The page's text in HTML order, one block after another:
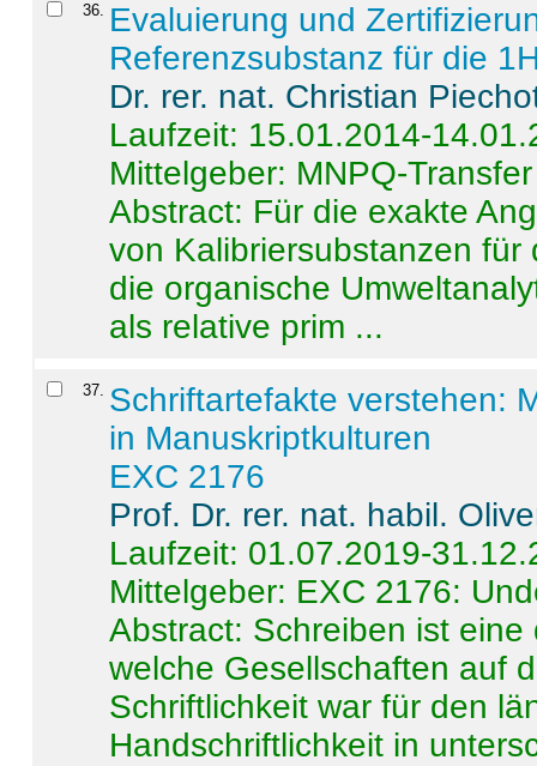
36. Evaluierung und
Referenzsubstanz für die
Dr. rer. nat. Christian
Laufzeit: 15.01.2014-
Mittelgeber: MNPQ-Transfer
Abstract: Für die exakte
von Kalibriersubstanzen
die organische
als relative prim ...
37. Schriftartefakte verstehen:
in Manuskriptkulturen
EXC 2176
Prof. Dr. rer. nat. habil.
Laufzeit: 01.07.2019-
Mittelgeber: EXC 2176:
Abstract: Schreiben ist
welche Gesellschaften auf
Schriftlichkeit war für den
Handschriftlichkeit in